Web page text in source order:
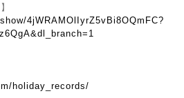
4jWRAMOlIyrZ5vBi8OQmFC?
holiday_records/